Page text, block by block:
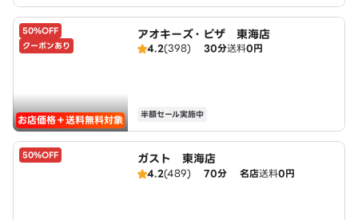
50%OFF
クーポンあり
お店価格＋送料無料対象
アオキーズ・ピザ 東海店
4.2(398) 30分送料0円
半額セール実施中
50%OFF ガスト 東海店
4.2(489) 70分 名店送料0円